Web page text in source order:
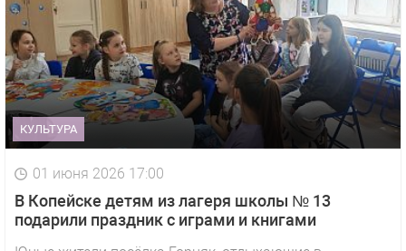
КУЛЬТУРА
01 июня 2026 17:00
В Копейске детям из лагеря школы № 13
подарили праздник с играми и книгами